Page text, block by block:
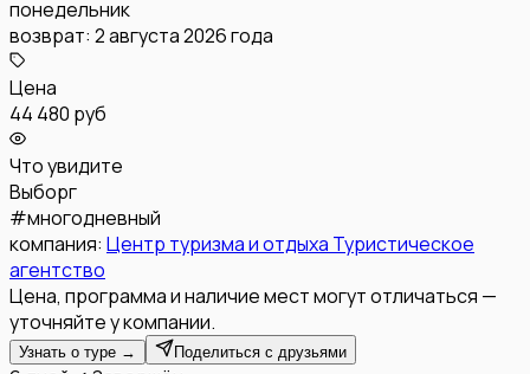
понедельник
возврат: 2 августа 2026 года
Цена
44 480 руб
Что увидите
Выборг
#многодневный
компания: Центр туризма и отдыха Туристическое
агентство
Цена, программа и наличие мест могут отличаться —
уточняйте у компании.
Узнать о туре → Поделиться с друзьями